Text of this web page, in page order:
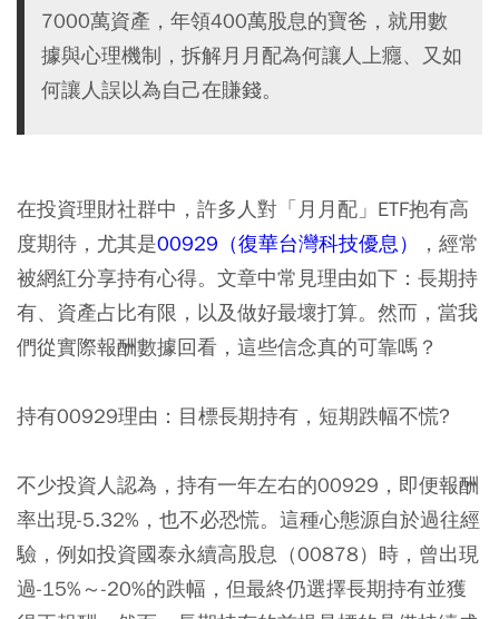
7000萬資產，年領400萬股息的寶爸，就用數
據與心理機制，拆解月月配為何讓人上癮、又如
何讓人誤以為自己在賺錢。
在投資理財社群中，許多人對「月月配」ETF抱有高
度期待，尤其是00929（復華台灣科技優息）
，經常
被網紅分享持有心得。文章中常見理由如下：長期持
有、資產占比有限，以及做好最壞打算。然而，當我
們從實際報酬數據回看，這些信念真的可靠嗎？
持有00929理由：目標長期持有，短期跌幅不慌?
不少投資人認為，持有一年左右的00929，即便報酬
率出現-5.32%，也不必恐慌。這種心態源自於過往經
驗，例如投資國泰永續高股息（00878）時，曾出現
過-15%～-20%的跌幅，但最終仍選擇長期持有並獲